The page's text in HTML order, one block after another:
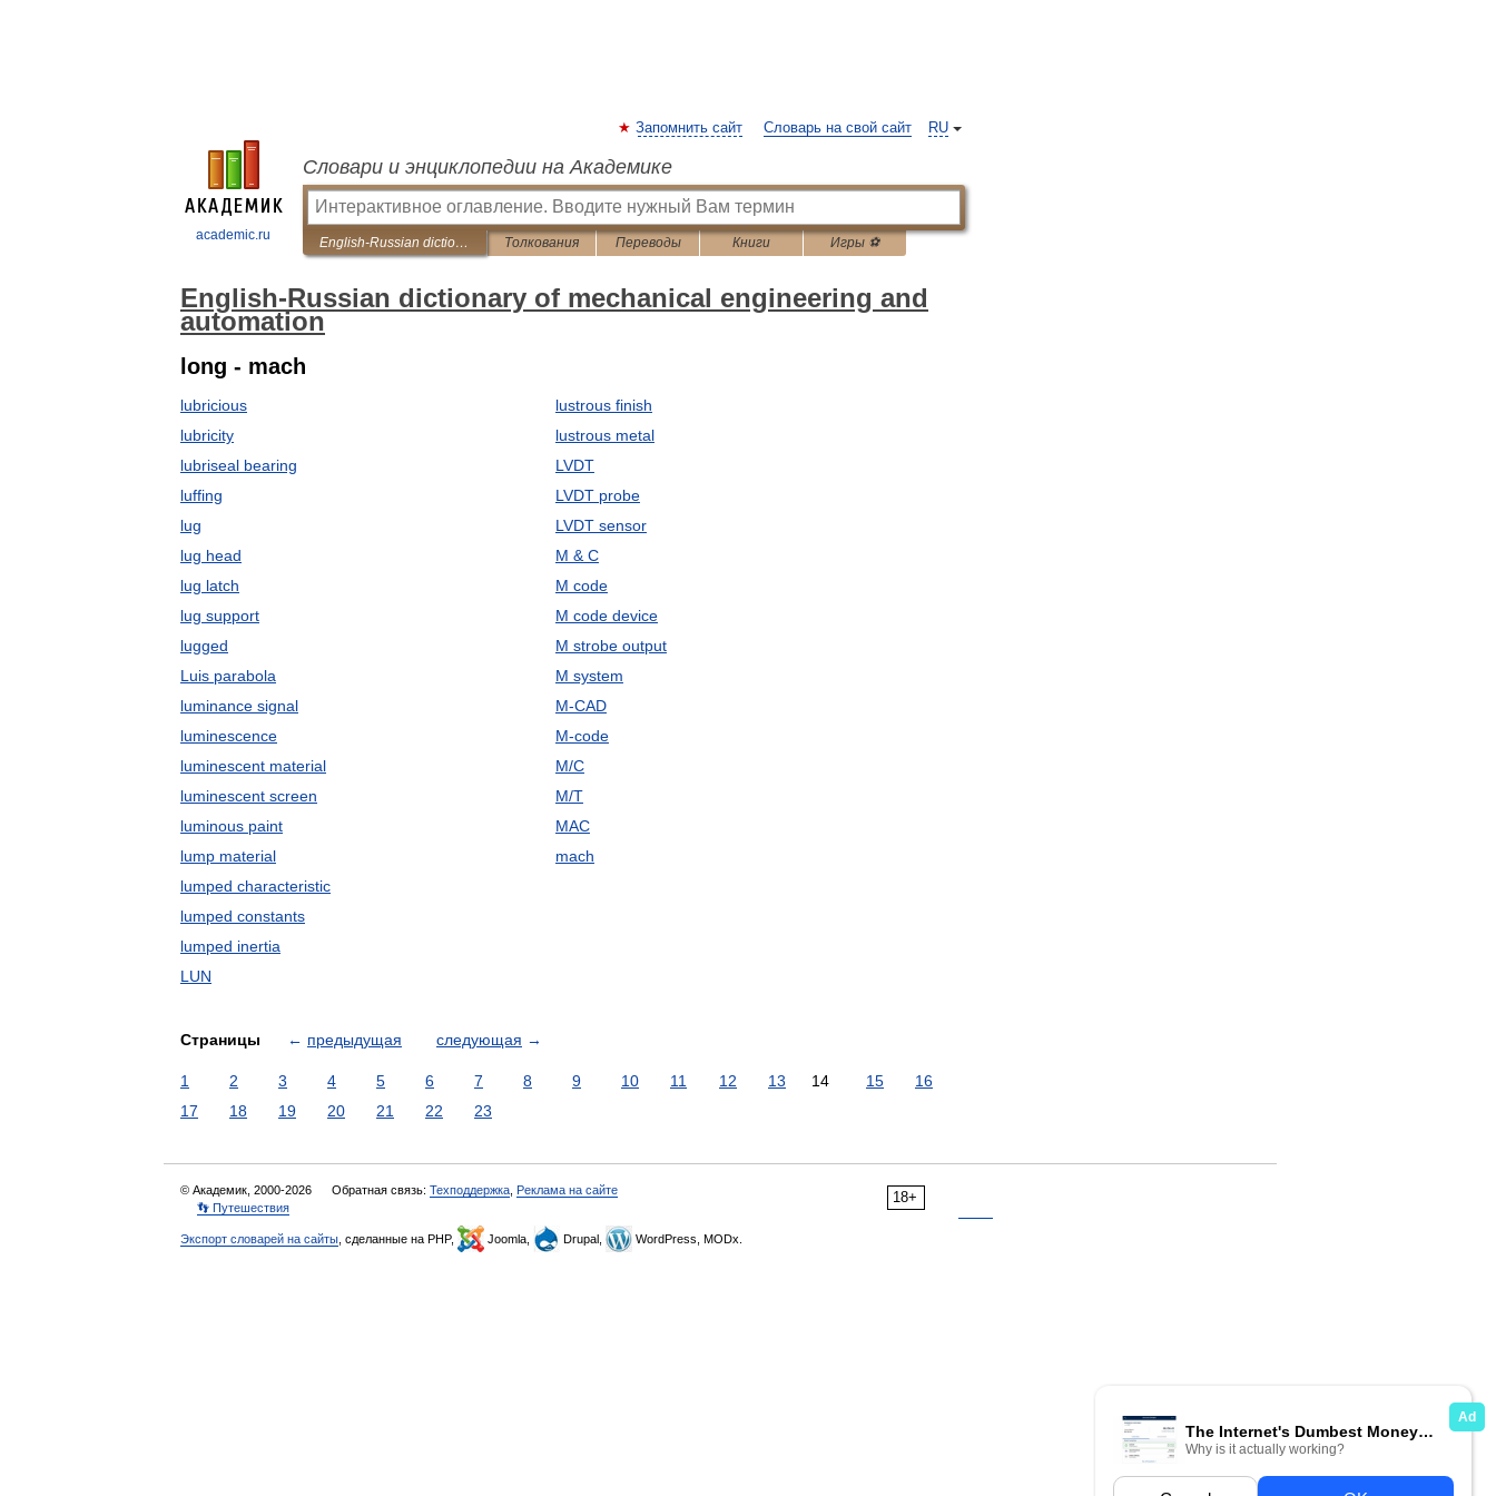
academic.ru
RU
Запомнить сайт Словарь на свой сайт
Словари и энциклопедии на Академике
English-Russian dictionary of mechanical engineering and automation Толкования Переводы Книги Игры ⚽
English-Russian dictionary of mechanical engineering and
automation
long - mach
lubricious
lubricity
lubriseal bearing
luffing
lug
lug head
lug latch
lug support
lugged
Luis parabola
luminance signal
luminescence
luminescent material
luminescent screen
luminous paint
lump material
lumped characteristic
lumped constants
lumped inertia
LUN
lustrous finish
lustrous metal
LVDT
LVDT probe
LVDT sensor
M & C
M code
M code device
M strobe output
M system
M-CAD
M-code
M/C
M/T
MAC
mach
Страницы ← предыдущая следующая →
1 2 3 4 5 6 7 8 9 10 11 12 13 14 15
16
17
18 19 20 21 22 23
18+
© Академик, 2000-2026 Обратная связь: Техподдержка Реклама на сайте
👣 Путешествия
Экспорт словарей на сайты , сделанные на PHP, Joomla, Drupal, WordPress, MODx.